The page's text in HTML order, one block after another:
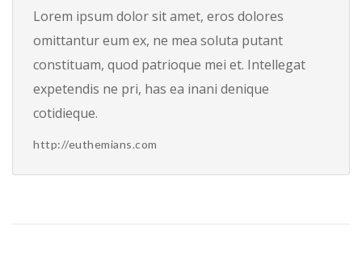
Lorem ipsum dolor sit amet, eros dolores
omittantur eum ex, ne mea soluta putant
constituam, quod patrioque mei et. Intellegat
expetendis ne pri, has ea inani denique
cotidieque.
http://euthemians.com